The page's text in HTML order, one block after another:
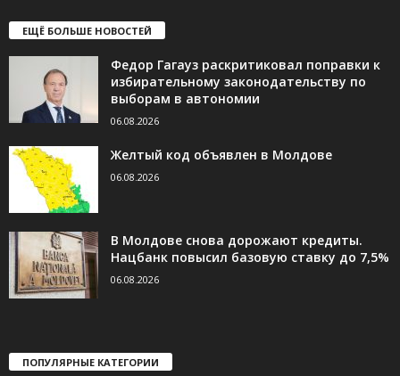
ЕЩЁ БОЛЬШЕ НОВОСТЕЙ
Федор Гагауз раскритиковал поправки к
избирательному законодательству по
выборам в автономии
06.08.2026
Желтый код объявлен в Молдове
06.08.2026
В Молдове снова дорожают кредиты.
Нацбанк повысил базовую ставку до 7,5%
06.08.2026
ПОПУЛЯРНЫЕ КАТЕГОРИИ